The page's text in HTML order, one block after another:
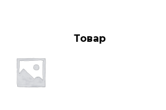
Товар